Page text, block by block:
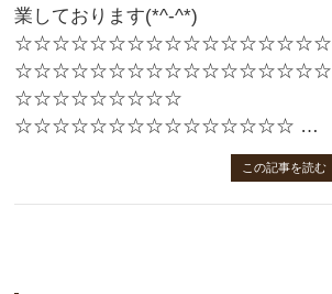
業しております(*^-^*)
☆☆☆☆☆☆☆☆☆☆☆☆☆☆☆☆☆
☆☆☆☆☆☆☆☆☆☆☆☆☆☆☆☆☆
☆☆☆☆☆☆☆☆☆
☆☆☆☆☆☆☆☆☆☆☆☆☆☆☆ …
この記事を読む